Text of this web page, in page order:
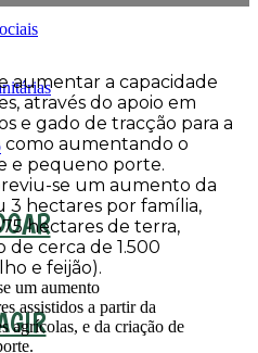
aumentar a capacidade
através do apoio em
e gado de tracção para a
aumentando o
e pequeno porte.
se um aumento da
3 hectares por família,
hectares de terra,
de cerca de 1.500
e feijão).
um aumento
assistidos a partir da
agrícolas, e da criação de